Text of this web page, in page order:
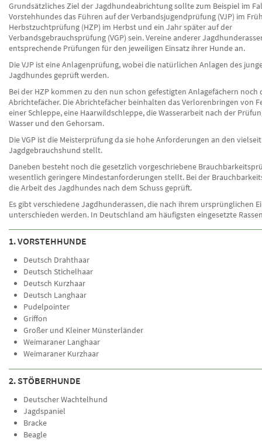
Grundsätzliches Ziel der Jagdhundeabrichtung sollte zum Beispiel im
Vorstehhundes das Führen auf der Verbandsjugendprüfung (VJP) im
Herbstzuchtprüfung (HZP) im Herbst und ein Jahr später auf der
Verbandsgebrauchsprüfung (VGP) sein. Vereine anderer
entsprechende Prüfungen für den jeweiligen Einsatz ihrer Hunde an.
Die VJP ist eine Anlagenprüfung, wobei die natürlichen Anlagen des
Jagdhundes geprüft werden.
Bei der HZP kommen zu den nun schon gefestigten Anlagefächern noch
Abrichtefächer. Die Abrichtefächer beinhalten das Verlorenbringen von
einer Schleppe, eine Haarwildschleppe, die Wasserarbeit nach der
Wasser und den Gehorsam.
Die VGP ist die Meisterprüfung da sie hohe Anforderungen an den
Jagdgebrauchshund stellt.
Daneben besteht noch die gesetzlich vorgeschriebene
wesentlich geringere Mindestanforderungen stellt. Bei der
die Arbeit des Jagdhundes nach dem Schuss geprüft.
Es gibt verschiedene Jagdhunderassen, die nach ihrem ursprünglichen
unterschieden werden. In Deutschland am häufigsten eingesetzte
1. VORSTEHHUNDE
Deutsch Drahthaar
Deutsch Stichelhaar
Deutsch Kurzhaar
Deutsch Langhaar
Pudelpointer
Griffon
Großer und Kleiner Münsterländer
Weimaraner Langhaar
Weimaraner Kurzhaar
2. STÖBERHUNDE
Deutscher Wachtelhund
Jagdspaniel
Bracke
Beagle